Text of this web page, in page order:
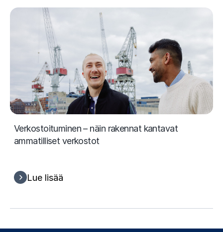
Verkostoituminen – näin rakennat kantavat
ammatilliset verkostot
Lue lisää